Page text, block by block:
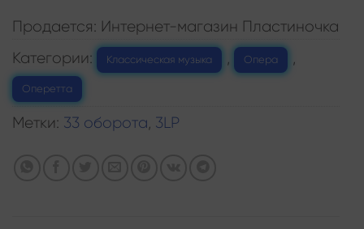
Продается: Интернет-магазин Пластиночка
Категории:
Классическая музыка Опера
Оперетта
Метки: 33 оборота 3LP